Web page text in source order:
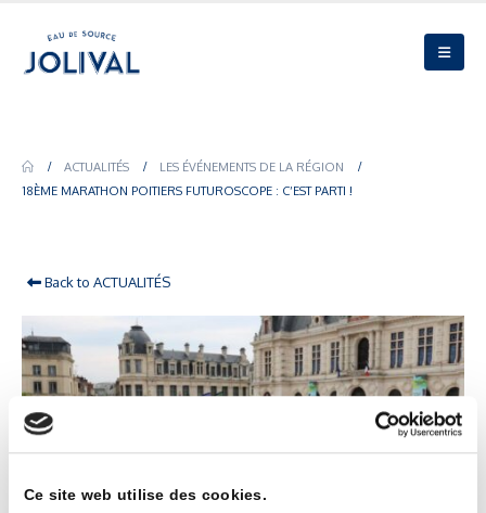
Ce site web utilise des cookies.
ACTUALITÉS
LES ÉVÉNEMENTS DE LA RÉGION
18ÈME MARATHON POITIERS FUTUROSCOPE : C’EST PARTI !
Back to ACTUALITÉS